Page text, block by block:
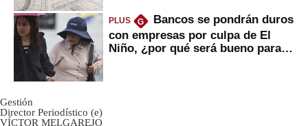
PLUS G
Bancos se pondrán duros
con empresas por culpa de El
Niño, ¿por qué será bueno para
Gestión
Director Periodístico (e)
VÍCTOR MELGAREJO